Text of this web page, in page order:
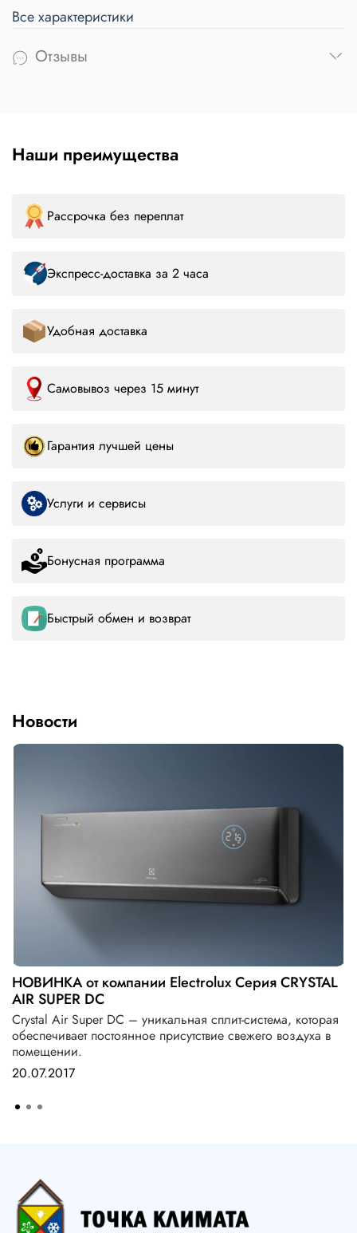
Все характеристики
Отзывы
Наши преимущества
Рассрочка без переплат
Экспресс-доставка за 2 часа
Удобная доставка
Самовывоз через 15 минут
Гарантия лучшей цены
Услуги и сервисы
Бонусная программа
Быстрый обмен и возврат
Новости
НОВИНКА от компании Electrolux Серия CRYSTAL
AIR SUPER DC
Crystal Air Super DC – уникальная сплит-система, которая
обеспечивает постоянное присутствие свежего воздуха в
помещении.
20.07.2017